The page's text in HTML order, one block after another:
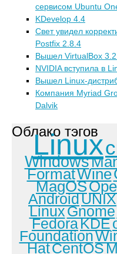
сервисом Ubuntu
KDevelop 4.4
Свет увидел
Postfix 2.8.4
Вышел VirtualBox
NVIDIA вступила в
Вышел Linuх-
Компания Myriad
Dalvik
Облако тэгов
Linux
Windows
FormatWine
MagOS
AndroidUNIX
LinuxGnome
FedoraKDE
Foundation
HatCentOS